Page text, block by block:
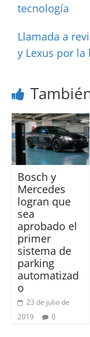
tecnología
Llamada a
y Lexus por
Bosch y
Mercedes
logran que
sea
aprobado el
primer
sistema de
parking
automatizad
o
23 de julio de
2019
0